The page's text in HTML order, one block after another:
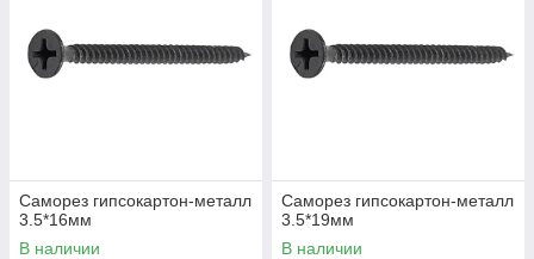
Саморез гипсокартон-металл
3.5*16мм
В наличии
Саморез гипсокартон-металл
3.5*19мм
В наличии